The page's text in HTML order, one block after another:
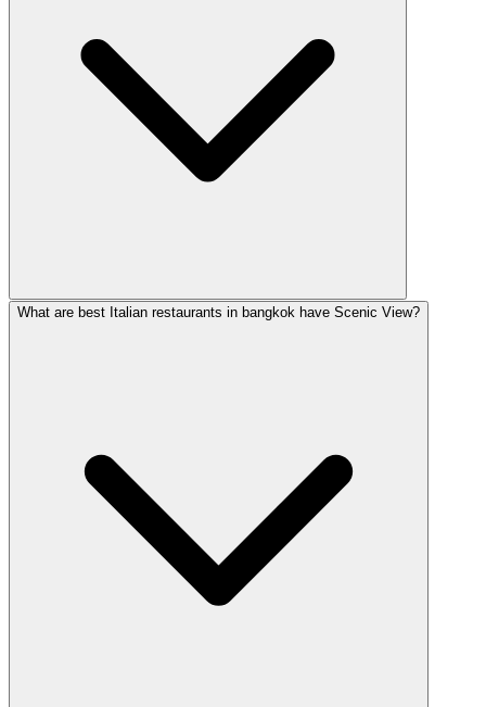
What are best Italian restaurants in bangkok have Scenic View?